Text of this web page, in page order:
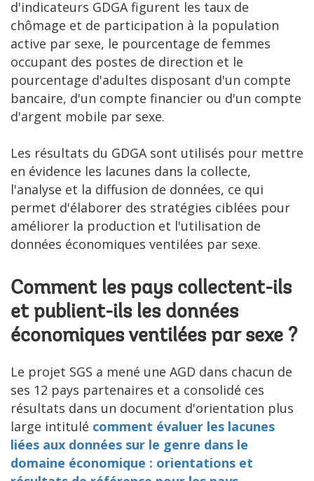
d'indicateurs GDGA figurent les taux de
chômage et de participation à la population
active par sexe, le pourcentage de femmes
occupant des postes de direction et le
pourcentage d'adultes disposant d'un compte
bancaire, d'un compte financier ou d'un compte
d'argent mobile par sexe.
Les résultats du GDGA sont utilisés pour mettre
en évidence les lacunes dans la collecte,
l'analyse et la diffusion de données, ce qui
permet d'élaborer des stratégies ciblées pour
améliorer la production et l'utilisation de
données économiques ventilées par sexe.
Comment les pays collectent-ils
et publient-ils les données
économiques ventilées par sexe ?
Le projet SGS a mené une AGD dans chacun de
ses 12 pays partenaires et a consolidé ces
résultats dans un document d'orientation plus
large intitulé comment évaluer les lacunes
liées aux données sur le genre dans le
domaine économique : orientations et